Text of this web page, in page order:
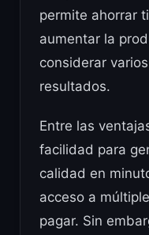
permite ahorrar
aumentar la
considerar
resultados.
Entre las
facilidad para
calidad en
acceso a
pagar. Sin